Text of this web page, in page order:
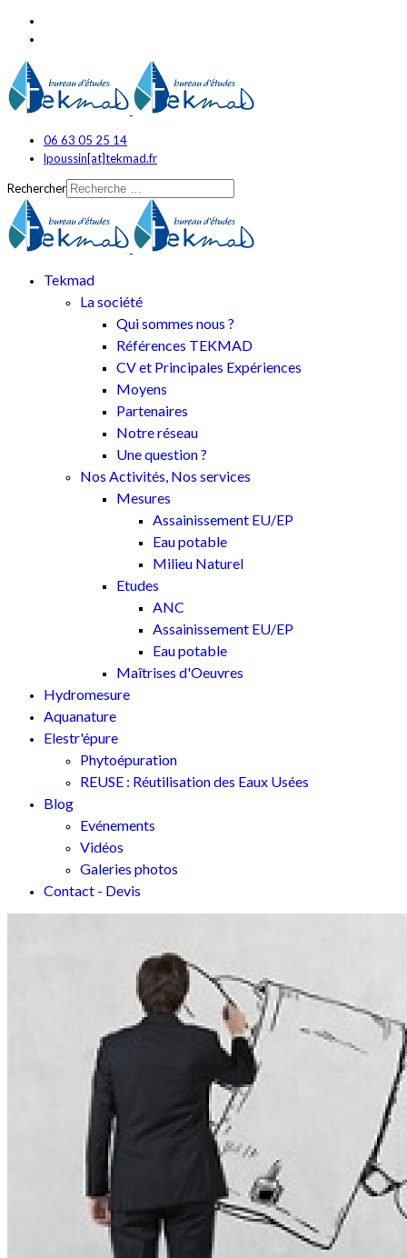
06 63 05 25 14
lpoussin[at]tekmad.fr
Rechercher
Tekmad
La société
Qui sommes nous ?
Références TEKMAD
CV et Principales Expériences
Moyens
Partenaires
Notre réseau
Une question ?
Nos Activités, Nos services
Mesures
Assainissement EU/EP
Eau potable
Milieu Naturel
Etudes
ANC
Assainissement EU/EP
Eau potable
Maîtrises d'Oeuvres
Hydromesure
Aquanature
Elestr'épure
Phytoépuration
REUSE : Réutilisation des Eaux Usées
Blog
Evénements
Vidéos
Galeries photos
Contact - Devis